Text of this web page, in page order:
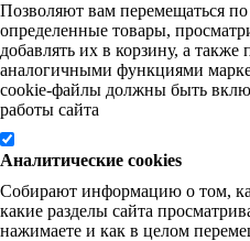
Позволяют вам перемещаться
определенные товары,
добавлять их в корзину, а также
аналогичными функциями
cookie-файлы должны быть
работы сайта
Аналитические cookies
Собирают информацию о том,
какие разделы сайта
нажимаете и как в целом